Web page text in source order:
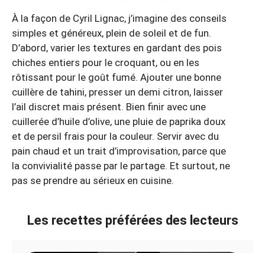
À la façon de Cyril Lignac, j’imagine des conseils
simples et généreux, plein de soleil et de fun.
D’abord, varier les textures en gardant des pois
chiches entiers pour le croquant, ou en les
rôtissant pour le goût fumé. Ajouter une bonne
cuillère de tahini, presser un demi citron, laisser
l’ail discret mais présent. Bien finir avec une
cuillerée d’huile d’olive, une pluie de paprika doux
et de persil frais pour la couleur. Servir avec du
pain chaud et un trait d’improvisation, parce que
la convivialité passe par le partage. Et surtout, ne
pas se prendre au sérieux en cuisine.
Les recettes préférées des lecteurs